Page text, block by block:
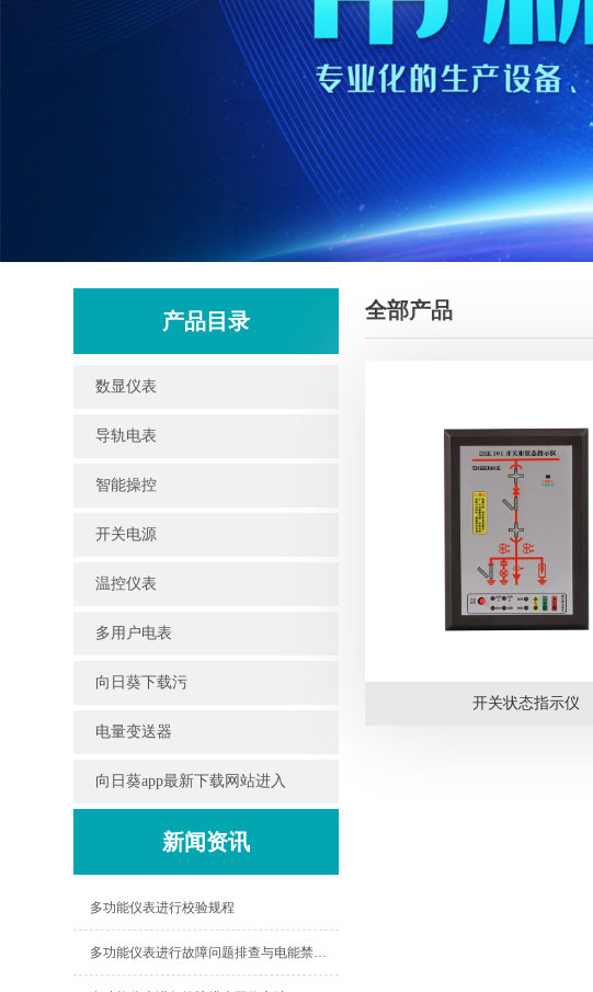
产品目录
数显仪表
导轨电表
智能操控
开关电源
温控仪表
多用户电表
向日葵下载污
电量变送器
向日葵app最新下载网站进入
新闻资讯
多功能仪表进行校验规程
多功能仪表进行故障问题排查与电能禁绝的原因
全部产品
开关状态指示仪